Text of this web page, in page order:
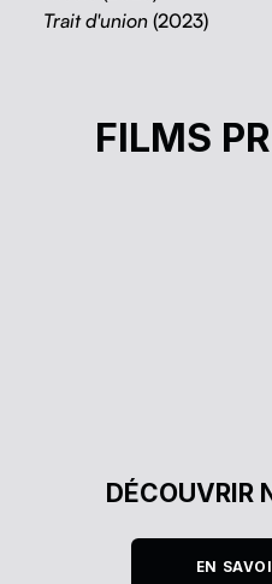
Trait d'union (2023)
FILMS
D’ICI, D’AILLEURS
Chadi Bennani
DÉCOUVRIR
EN